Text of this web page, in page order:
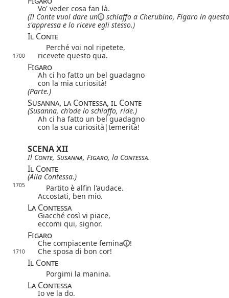
Vo' veder cosa fan là.
(Il Conte vuol dare un schiaffo a Cherubino, Figaro in questo
s'appressa e lo riceve egli stesso.)
Il Conte
Perché voi nol ripetete,
1700 ricevete questo qua.
Figaro
Ah ci ho fatto un bel guadagno
con la mia curiosità!
(Parte.)
Susanna, la Contessa, il Conte
(Susanna, ch'ode lo schiaffo, ride.)
Ah ci ha fatto un bel guadagno
con la sua curiosità|temerità!
SCENA XII
Il Conte, Susanna, Figaro, la Contessa.
Il Conte
(Alla Contessa.)
1705
Partito è alfin l'audace.
Accostati, ben mio.
La Contessa
Giacché così vi piace,
eccomi qui, signor.
Figaro
Che compiacente femina !
1710 Che sposa di bon cor!
Il Conte
Porgimi la manina.
La Contessa
Io ve la do.